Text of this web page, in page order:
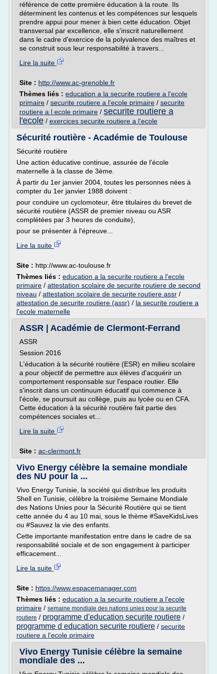
référence de cette première éducation à la route. Ils
déterminent les contenus et les compétences sur lesquels
prendre appui pour mener à bien cette éducation. Objet
transversal par excellence, elle s'inscrit naturellement
dans le cadre d'exercice de la polyvalence des maîtres et
se construit sous leur responsabilité à travers...
Lire la suite
Site : http://www.ac-grenoble.fr
Thèmes liés : education a la securite routiere a l'ecole
primaire / securite routiere a l'ecole primaire / securite
routiere a l ecole primaire / securite routiere a
l'ecole / exercices securite routiere a l'ecole
Sécurité routière - Académie de Toulouse
Sécurité routière
Une action éducative continue, assurée de l'école
maternelle à la classe de 3ème.
À partir du 1er janvier 2004, toutes les personnes nées à
compter du 1er janvier 1988 doivent :
pour conduire un cyclomoteur, être titulaires du brevet de
sécurité routière (ASSR de premier niveau ou ASR
complétées par 3 heures de conduite),
pour se présenter à l'épreuve...
Lire la suite
Site : http://www.ac-toulouse.fr
Thèmes liés : education a la securite routiere a l'ecole
primaire / attestation scolaire de securite routiere de second
niveau / attestation scolaire de securite routiere assr /
attestation de securite routiere (assr) / la securite routiere a
l'ecole maternelle
ASSR | Académie de Clermont-Ferrand
ASSR
Session 2016
L'éducation à la sécurité routière (ESR) en milieu scolaire
a pour objectif de permettre aux élèves d'acquérir un
comportement responsable sur l'espace routier. Elle
s'inscrit dans un continuum éducatif qui commence à
l'école, se poursuit au collège, puis au lycée ou en CFA.
Cette éducation à la sécurité routière fait partie des
compétences sociales et...
Lire la suite
Site : ac-clermont.fr
Vivo Energy célèbre la semaine mondiale
des NU pour la ...
Vivo Energy Tunisie, la société qui distribue les produits
Shell en Tunisie, célèbre la troisième Semaine Mondiale
des Nations Unies pour la Sécurité Routière qui se tient
cette année du 4 au 10 mai, sous le thème #SaveKidsLives
ou #Sauvez la vie des enfants.
Cette importante manifestation entre dans le cadre de sa
responsabilité sociale et de son engagement à participer
efficacement...
Lire la suite
Site : https://www.espacemanager.com
Thèmes liés : education a la securite routiere a l'ecole
primaire / semaine mondiale des nations unies pour la securite
routiere / programme d'education securite routiere /
programme d education securite routiere / securite
routiere a l'ecole primaire
Vivo Energy Tunisie célèbre la semaine
mondiale des ...